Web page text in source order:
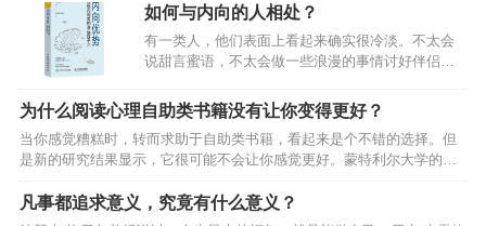
如何与内向的人相处？
有一类人，他们表面上看起来确实很冷淡。不太会
说甜言蜜语，不太会做一些浪漫的事情讨好伴侣，
会听到这样的话：“你怎么像个木头一样。”/“跟你过
日子太没意思了。”其实，“木头人”虽然触感冷冷
的，硬硬的，但他的心里却是温暖的。他们之所以
看起来冷，只是因为不善于表达，也不喜欢表达。
实际上，他们有着敏感且丰富的内心，对于爱的理
解，也不会浮于表面。绝大多数内向的人就是如
为什么阅读心理自助类书籍没有让你变得更好？
当你感觉糟糕时，转而求助于自助类书籍，看起来是个不错的选择。但
是新的研究结果显示，它很可能不会让你感觉更好。蒙特利尔大学的心
理学家研究发现，相比于不读自助类书籍的人，那些阅读自助类书籍的
人对压力更加敏感，也会表现出更多抑郁症状。一项小型的初步研究
中，研究者测试了30名被试的人格和心理健康状况，比如压力反应（对
凡事都追求意义，究竟有什么意义？